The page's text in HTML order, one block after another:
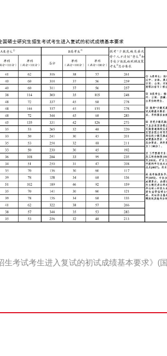
生考试考生进入复试的初试成绩基本要求》(